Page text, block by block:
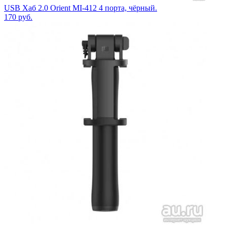
USB Хаб 2.0 Orient MI-412 4 порта, чёрный.
170 руб.